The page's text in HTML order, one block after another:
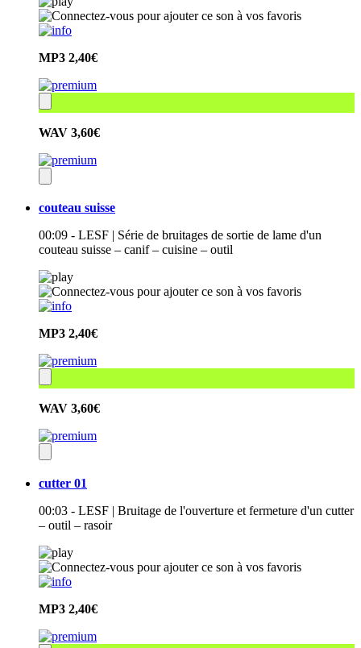
MP3 2,40€
WAV 3,60€
couteau suisse
00:09 - LESF | Série de bruitages de sortie de lame d'un
couteau suisse – canif – cuisine – outil
MP3 2,40€
WAV 3,60€
cutter 01
00:03 - LESF | Bruitage de l'ouverture et fermeture d'un cutter
– outil – rasoir
MP3 2,40€